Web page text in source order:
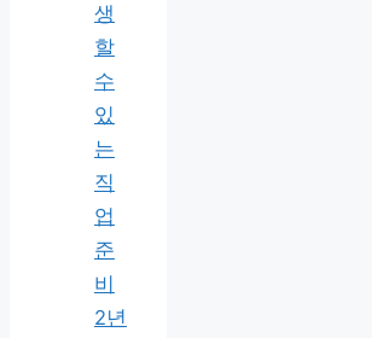
생
할
수
있
는
직
업
준
비
2년